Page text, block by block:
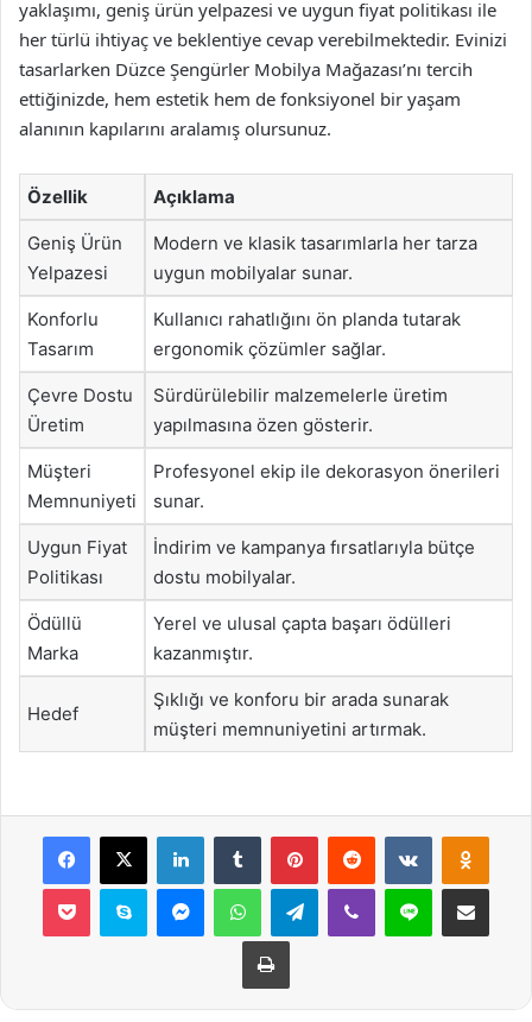
yaklaşımı, geniş ürün yelpazesi ve uygun fiyat politikası ile
her türlü ihtiyaç ve beklentiye cevap verebilmektedir. Evinizi
tasarlarken Düzce Şengürler Mobilya Mağazası’nı tercih
ettiğinizde, hem estetik hem de fonksiyonel bir yaşam
alanının kapılarını aralamış olursunuz.
Özellik Açıklama
Geniş Ürün
Yelpazesi
Modern ve klasik tasarımlarla her tarza
uygun mobilyalar sunar.
Konforlu
Tasarım
Kullanıcı rahatlığını ön planda tutarak
ergonomik çözümler sağlar.
Çevre Dostu
Üretim
Sürdürülebilir malzemelerle üretim
yapılmasına özen gösterir.
Müşteri
Memnuniyeti
Profesyonel ekip ile dekorasyon önerileri
sunar.
Uygun Fiyat
Politikası
İndirim ve kampanya fırsatlarıyla bütçe
dostu mobilyalar.
Ödüllü
Marka
Yerel ve ulusal çapta başarı ödülleri
kazanmıştır.
Hedef
Şıklığı ve konforu bir arada sunarak
müşteri memnuniyetini artırmak.
Facebook
X LinkedInTumblr PinterestReddit VKontakte
Pocket Skype MessengerWhatsAppTelegramViber Line E-Posta ile
Yazdır